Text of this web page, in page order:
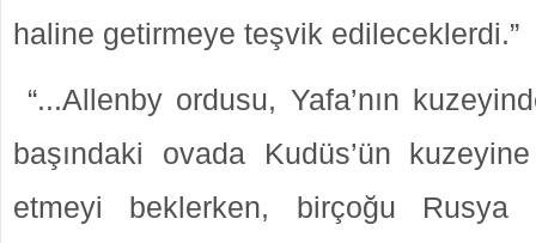
haline getirmeye teşvik edileceklerdi.”
“...Allenby ordusu, Yafa’nın
başındaki ovada Kudüs’ün
etmeyi beklerken, birçoğu